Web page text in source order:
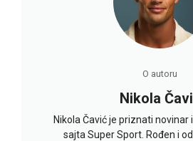
O autoru
Nikola
Nikola Čavić je priznati
sajta Super Sport. Rođen i